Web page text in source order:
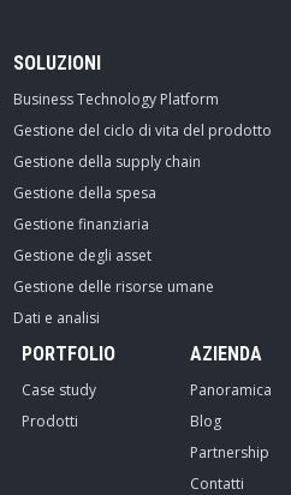
SOLUZIONI
Business Technology Platform
Gestione del ciclo di vita del prodotto
Gestione della supply chain
Gestione della spesa
Gestione finanziaria
Gestione degli asset
Gestione delle risorse umane
Dati e analisi
PORTFOLIO
Case study
Prodotti
AZIENDA
Panoramica
Blog
Partnership
Contatti